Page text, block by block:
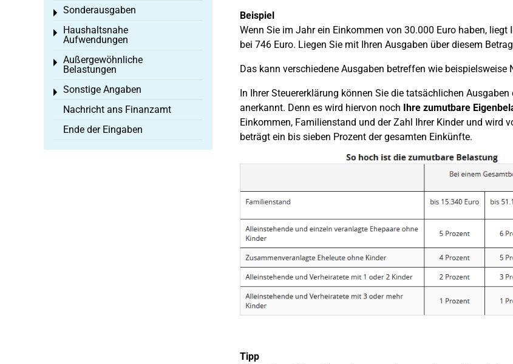
Beispiel
Wenn Sie im Jahr ein Einkommen von 30.000 Euro haben,
bei 746 Euro. Liegen Sie mit Ihren Ausgaben über diesem
Das kann verschiedene Ausgaben betreffen wie
In Ihrer Steuererklärung können Sie die tatsächlichen
anerkannt. Denn es wird hiervon noch Ihre zumutbare
Einkommen, Familienstand und der Zahl Ihrer Kinder und wird
beträgt ein bis sieben Prozent der gesamten Einkünfte.
Tipp
Sonderausgaben
Toggle menu
Haushaltsnahe
Aufwendungen
Toggle menu
Außergewöhnliche
Belastungen
Toggle menu
Sonstige Angaben
Toggle menu
Nachricht ans Finanzamt
Ende der Eingaben